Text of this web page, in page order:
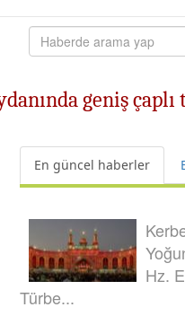
geniş
En güncel haberler
Hz.
Türbe...